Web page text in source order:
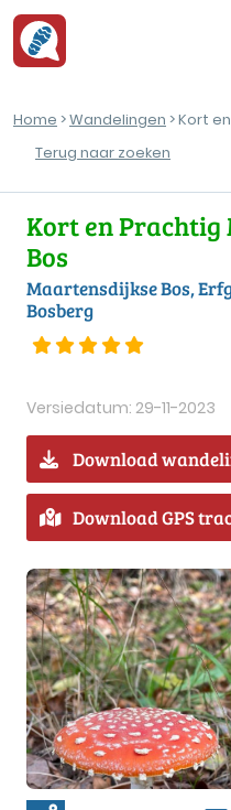
Home >Wandelingen > Kort
Terug naar zoeken
Kort en
Bos
Maartensdijkse Bos,
Bosberg
Versiedatum: 29-11-2023
Download
Download GPS